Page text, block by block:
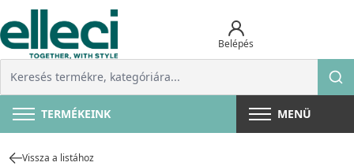
Belépés
TERMÉKEINK MENÜ
Vissza a listához